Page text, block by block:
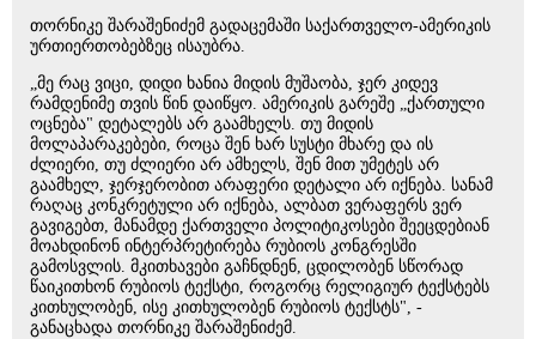
თორნიკე შარაშენიძემ გადაცემაში საქართველო-ამერიკის
ურთიერთობებზეც ისაუბრა.
„მე რაც ვიცი, დიდი ხანია მიდის მუშაობა, ჯერ კიდევ
რამდენიმე თვის წინ დაიწყო. ამერიკის გარეშე „ქართული
ოცნება" დეტალებს არ გაამხელს. თუ მიდის
მოლაპარაკებები, როცა შენ ხარ სუსტი მხარე და ის
ძლიერი, თუ ძლიერი არ ამხელს, შენ მით უმეტეს არ
გაამხელ, ჯერჯერობით არაფერი დეტალი არ იქნება. სანამ
რაღაც კონკრეტული არ იქნება, ალბათ ვერაფერს ვერ
გავიგებთ, მანამდე ქართველი პოლიტიკოსები შეეცდებიან
მოახდინონ ინტერპრეტირება რუბიოს კონგრესში
გამოსვლის. მკითხავები გაჩნდნენ, ცდილობენ სწორად
წაიკითხონ რუბიოს ტექსტი, როგორც რელიგიურ ტექსტებს
კითხულობენ, ისე კითხულობენ რუბიოს ტექსტს", -
განაცხადა თორნიკე შარაშენიძემ.